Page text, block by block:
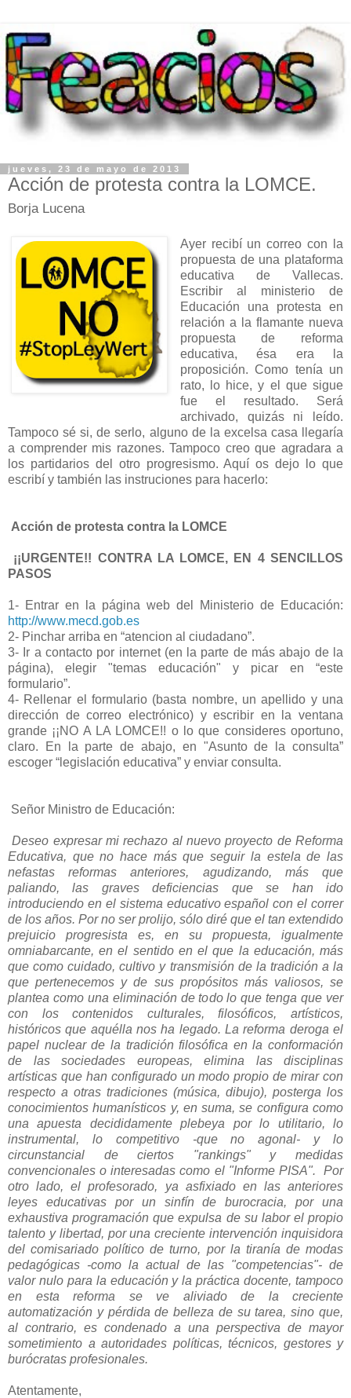
jueves, 23 de mayo de 2013
Acción de protesta contra la LOMCE.
Borja Lucena
Ayer recibí un correo con la
propuesta de una plataforma
educativa de Vallecas.
Escribir al ministerio de
Educación una protesta en
relación a la flamante nueva
propuesta de reforma
educativa, ésa era la
proposición. Como tenía un
rato, lo hice, y el que sigue
fue el resultado. Será
archivado, quizás ni leído.
Tampoco sé si, de serlo, alguno de la excelsa casa llegaría
a comprender mis razones. Tampoco creo que agradara a
los partidarios del otro progresismo. Aquí os dejo lo que
escribí y también las instruciones para hacerlo:
Acción de protesta contra la LOMCE
¡¡URGENTE!! CONTRA LA LOMCE, EN 4 SENCILLOS
PASOS
1- Entrar en la página web del Ministerio de Educación:
http://www.mecd.gob.es
2- Pinchar arriba en “atencion al ciudadano”.
3- Ir a contacto por internet (en la parte de más abajo de la
página), elegir "temas educación" y picar en “este
formulario”.
4- Rellenar el formulario (basta nombre, un apellido y una
dirección de correo electrónico) y escribir en la ventana
grande ¡¡NO A LA LOMCE!! o lo que consideres oportuno,
claro. En la parte de abajo, en "Asunto de la consulta”
escoger “legislación educativa” y enviar consulta.
Señor Ministro de Educación:
Deseo expresar mi rechazo al nuevo proyecto de Reforma
Educativa, que no hace más que seguir la estela de las
nefastas reformas anteriores, agudizando, más que
paliando, las graves deficiencias que se han ido
introduciendo en el sistema educativo español con el correr
de los años. Por no ser prolijo, sólo diré que el tan extendido
prejuicio progresista es, en su propuesta, igualmente
omniabarcante, en el sentido en el que la educación, más
que como cuidado, cultivo y transmisión de la tradición a la
que pertenecemos y de sus propósitos más valiosos, se
plantea como una eliminación de todo lo que tenga que ver
con los contenidos culturales, filosóficos, artísticos,
históricos que aquélla nos ha legado. La reforma deroga el
papel nuclear de la tradición filosófica en la conformación
de las sociedades europeas, elimina las disciplinas
artísticas que han configurado un modo propio de mirar con
respecto a otras tradiciones (música, dibujo), posterga los
conocimientos humanísticos y, en suma, se configura como
una apuesta decididamente plebeya por lo utilitario, lo
instrumental, lo competitivo -que no agonal- y lo
circunstancial de ciertos "rankings" y medidas
convencionales o interesadas como el "Informe PISA". Por
otro lado, el profesorado, ya asfixiado en las anteriores
leyes educativas por un sinfín de burocracia, por una
exhaustiva programación que expulsa de su labor el propio
talento y libertad, por una creciente intervención inquisidora
del comisariado político de turno, por la tiranía de modas
pedagógicas -como la actual de las "competencias"- de
valor nulo para la educación y la práctica docente, tampoco
en esta reforma se ve aliviado de la creciente
automatización y pérdida de belleza de su tarea, sino que,
al contrario, es condenado a una perspectiva de mayor
sometimiento a autoridades políticas, técnicos, gestores y
burócratas profesionales.
Atentamente,